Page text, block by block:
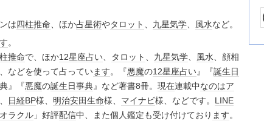
は四柱推命、ほか占星術やタロット 、 九星気学、 風水など。
。
推命で、ほか12星座占い、 タロット 、 九星気学、 風水、顔相
、などを使って占っています。『悪魔の12星座占い』『誕生日
典』『悪魔の誕生日事典』など著書8冊。 現在連載中なのはア
日経BP様、 明治安田生命様、 マイナビ様、などです。 LINE
オラクル 」好評配信中、また個人鑑定も受け付けており ます。